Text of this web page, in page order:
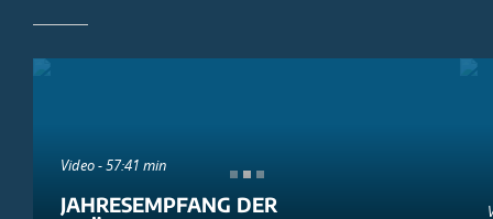
Video - 57:41 min
JAHRESEMPFANG DER